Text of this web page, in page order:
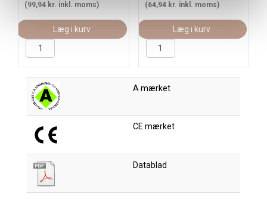
(99,94 kr. inkl. moms)
Læg i kurv
(64,94 kr. inkl. moms)
Læg i kurv
A mærket
CE mærket
Datablad